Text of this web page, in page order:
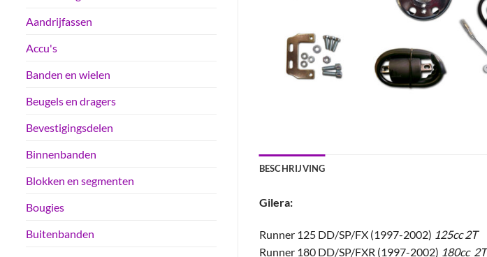
Aandrijfassen
Accu's
Banden en wielen
Beugels en dragers
Bevestigingsdelen
Binnenbanden
Blokken en segmenten
Bougies
Buitenbanden
BESCHRIJVING
Gilera:
Runner 125 DD/SP/FX (1997-2002) 125cc 2T
Runner 180 DD/SP/FXR (1997-2002) 180cc 2T